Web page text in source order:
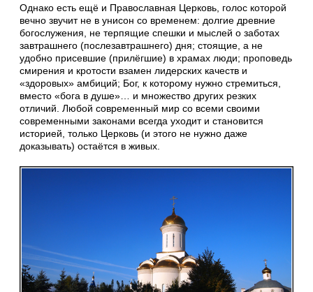
Однако есть ещё и Православная Церковь, голос которой
вечно звучит не в унисон со временем: долгие древние
богослужения, не терпящие спешки и мыслей о заботах
завтрашнего (послезавтрашнего) дня; стоящие, а не
удобно присевшие (прилёгшие) в храмах люди; проповедь
смирения и кротости взамен лидерских качеств и
«здоровых» амбиций; Бог, к которому нужно стремиться,
вместо «бога в душе»… и множество других резких
отличий. Любой современный мир со всеми своими
современными законами всегда уходит и становится
историей, только Церковь (и этого не нужно даже
доказывать) остаётся в живых.